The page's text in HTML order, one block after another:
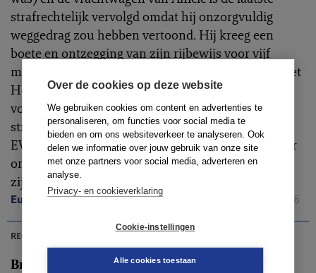
Over de cookies op deze website
We gebruiken cookies om content en advertenties te
personaliseren, om functies voor social media te
bieden en om ons websiteverkeer te analyseren. Ook
delen we informatie over jouw gebruik van onze site
met onze partners voor social media, adverteren en
analyse.
Privacy- en cookieverklaring
Cookie-instellingen
Alle cookies toestaan
strafrechtelijk vervolgd omdat hij onzorgvuldig
weggedrag zou hebben vertoond. Hij kreeg een
boete en ontzegging van zijn rijbewijs voor vijf
maanden. Met vier stemmen tegen drie oordeelt het
Hof dat de strafrechtelijke procedure tegen Aničić
voldoende zorgvuldig is geweest. Bij minder zware
strafzaken hoeven niet alle waarborgen van art. 6
EVRM evenzeer te gelden en gebleken is niet dat er
omstandigheden waren waardoor Aničić sterk in
zijn verdediging is aangetast.
Europees Hof voor de Rechten van de Mens , 09-06-2026
rechtspraak
Brun t. Zwitserland, EHRM 4 juni 2026, nr.